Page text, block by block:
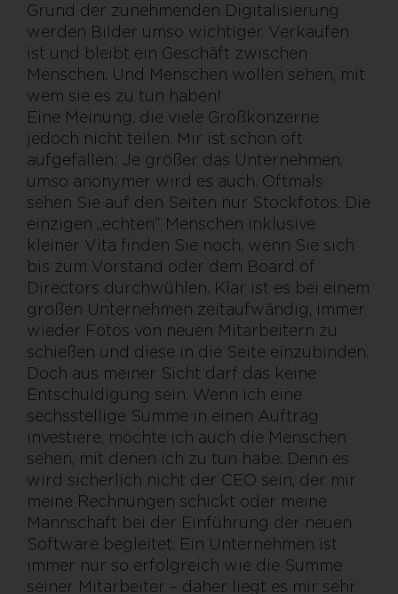
Grund der zunehmenden Digitalisierung
werden Bilder umso wichtiger. Verkaufen
ist und bleibt ein Geschäft zwischen
Menschen. Und Menschen wollen sehen, mit
wem sie es zu tun haben!
Eine Meinung, die viele Großkonzerne
jedoch nicht teilen. Mir ist schon oft
aufgefallen: Je größer das Unternehmen,
umso anonymer wird es auch. Oftmals
sehen Sie auf den Seiten nur Stockfotos. Die
einzigen „echten“ Menschen inklusive
kleiner Vita finden Sie noch, wenn Sie sich
bis zum Vorstand oder dem Board of
Directors durchwühlen. Klar ist es bei einem
großen Unternehmen zeitaufwändig, immer
wieder Fotos von neuen Mitarbeitern zu
schießen und diese in die Seite einzubinden.
Doch aus meiner Sicht darf das keine
Entschuldigung sein. Wenn ich eine
sechsstellige Summe in einen Auftrag
investiere, möchte ich auch die Menschen
sehen, mit denen ich zu tun habe. Denn es
wird sicherlich nicht der CEO sein, der mir
meine Rechnungen schickt oder meine
Mannschaft bei der Einführung der neuen
Software begleitet. Ein Unternehmen ist
immer nur so erfolgreich wie die Summe
seiner Mitarbeiter – daher liegt es mir sehr